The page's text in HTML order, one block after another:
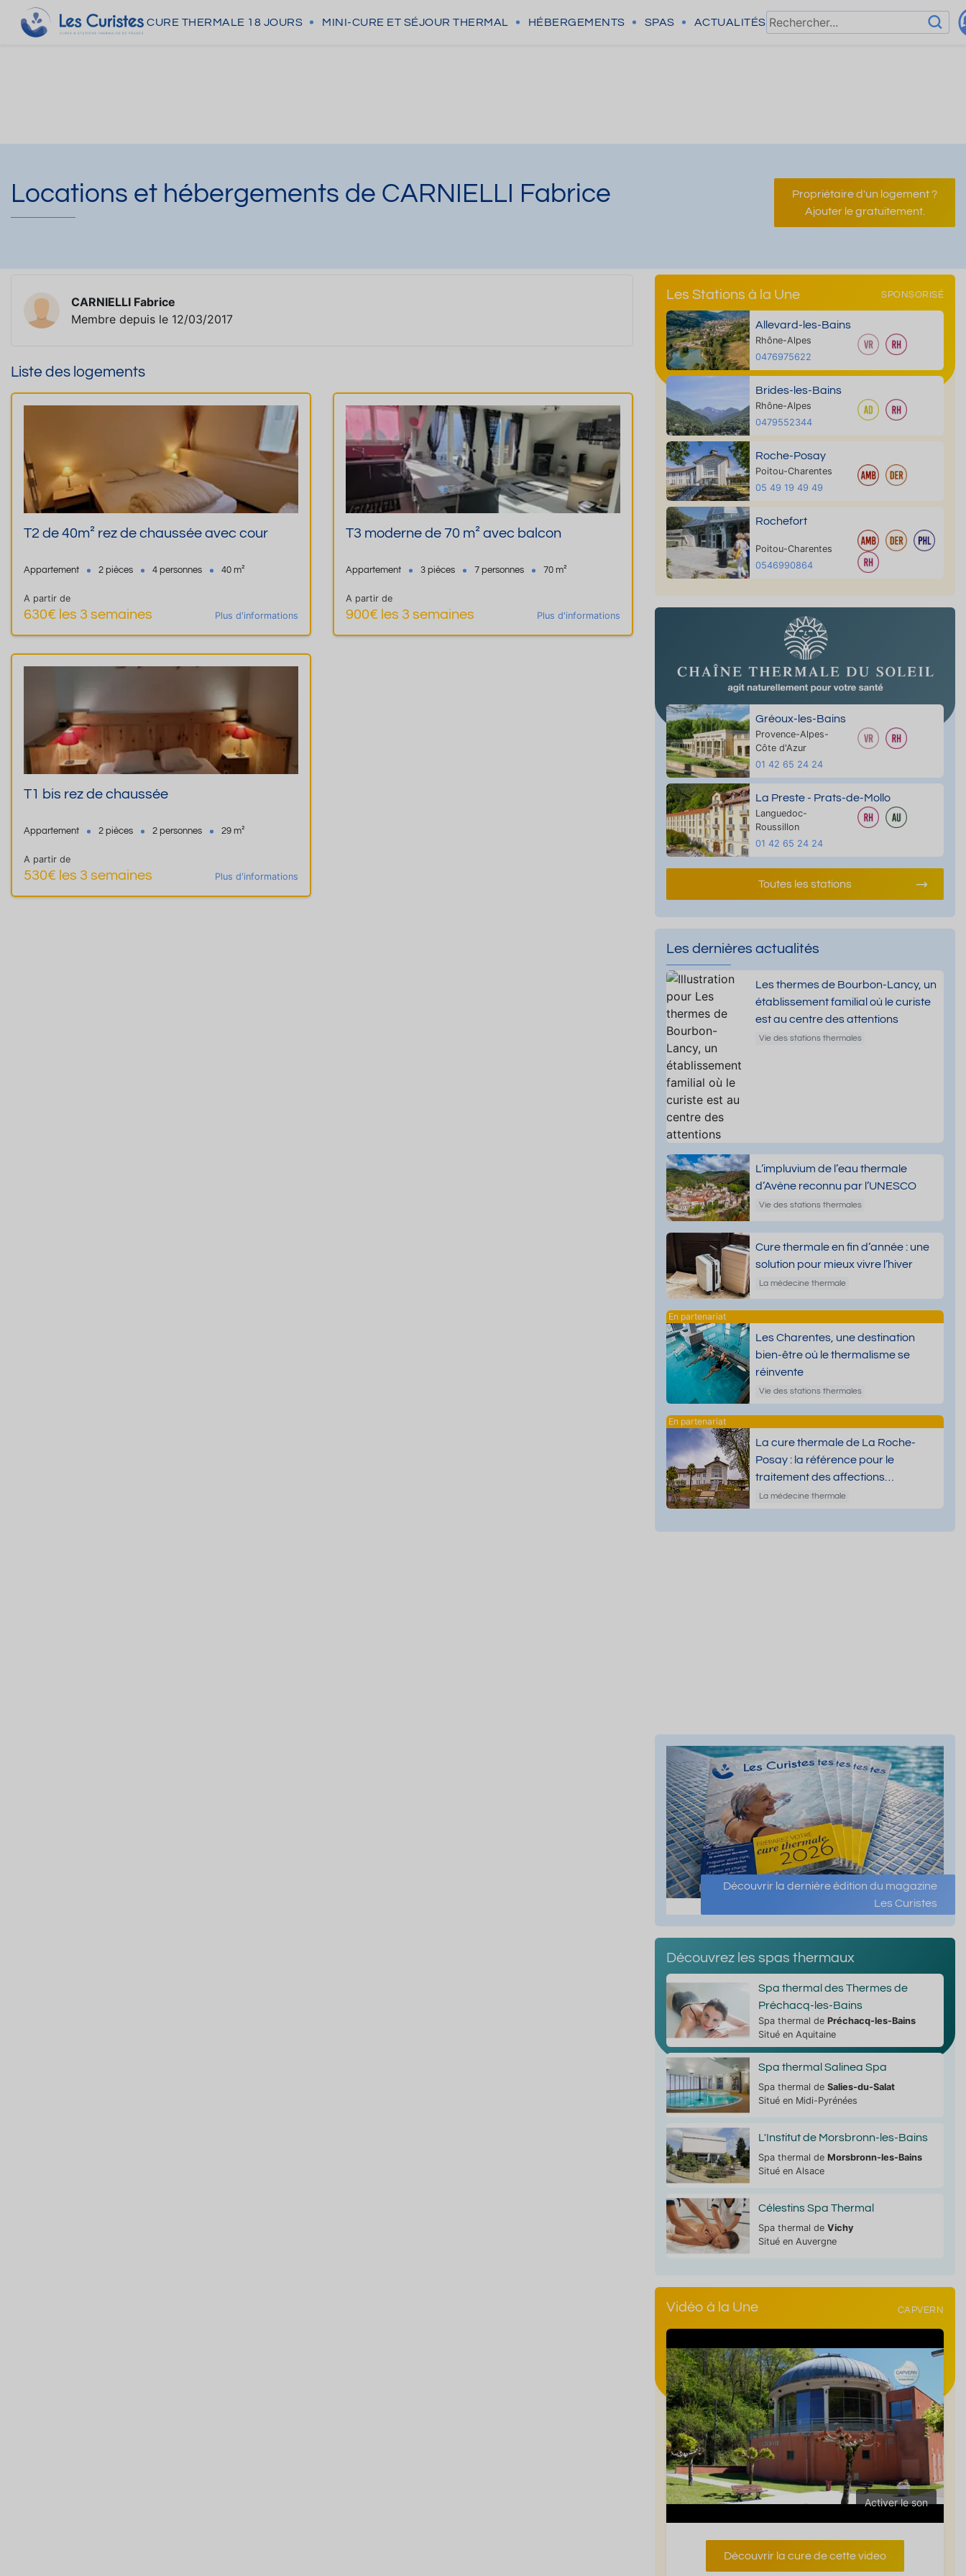
CURE THERMALE 18 JOURS MINI-CURE ET SÉJOUR THERMAL HÉBERGEMENTS SPAS ACTUALITÉS
Locations et hébergements de CARNIELLI Fabrice
Propriétaire d'un logement ?
Ajouter le gratuitement.
CARNIELLI Fabrice
Membre depuis le 12/03/2017
Liste des logements
T2 de 40m² rez de chaussée avec cour
Appartement 2 pièces 4 personnes 40 m²
A partir de
630€ les 3 semaines Plus d'informations
T3 moderne de 70 m² avec balcon
Appartement 3 pièces 7 personnes 70 m²
A partir de
900€ les 3 semaines Plus d'informations
T1 bis rez de chaussée
Appartement 2 pièces 2 personnes 29 m²
A partir de
530€ les 3 semaines Plus d'informations
Les Stations à la Une SPONSORISÉ
Allevard-les-Bains
Rhône-Alpes
0476975622
Brides-les-Bains
Rhône-Alpes
0479552344
Roche-Posay
Poitou-Charentes
05 49 19 49 49
Rochefort
Poitou-Charentes
0546990864
Gréoux-les-Bains
Provence-Alpes-
Côte d'Azur
01 42 65 24 24
La Preste - Prats-de-Mollo
Languedoc-
Roussillon
01 42 65 24 24
Toutes les stations
Les dernières actualités
Les thermes de Bourbon-Lancy, un
établissement familial où le curiste
est au centre des attentions
Vie des stations thermales
L’impluvium de l’eau thermale
d’Avène reconnu par l’UNESCO
Vie des stations thermales
Cure thermale en fin d’année : une
solution pour mieux vivre l’hiver
La médecine thermale
Les Charentes, une destination
bien-être où le thermalisme se
réinvente
Vie des stations thermales
La cure thermale de La Roche-
Posay : la référence pour le
traitement des affections
dermatologiques
La médecine thermale
Découvrir la dernière édition du magazine
Les Curistes
Découvrez les spas thermaux
Spa thermal des Thermes de
Préchacq-les-Bains
Spa thermal de Préchacq-les-Bains
Situé en Aquitaine
Spa thermal Salinea Spa
Spa thermal de Salies-du-Salat
Situé en Midi-Pyrénées
L'Institut de Morsbronn-les-Bains
Spa thermal de Morsbronn-les-Bains
Situé en Alsace
Célestins Spa Thermal
Spa thermal de Vichy
Situé en Auvergne
Vidéo à la Une CAPVERN
Activer le son
Découvrir la cure de cette video